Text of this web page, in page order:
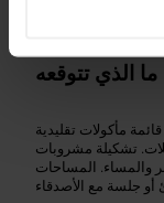
ما الذي تتوقعه
مأكولات تقليدية
تشكيلة مشروبات
والمساء. المساحات